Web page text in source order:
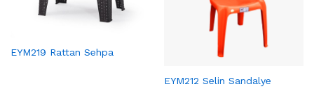
EYM219 Rattan Sehpa
EYM212 Selin Sandalye